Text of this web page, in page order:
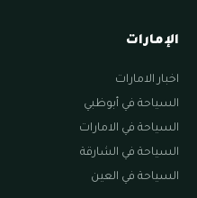
الإمارات
اخبار الامارات
السياحة في أبوظبي
السياحة في الامارات
السياحة في الشارقة
السياحة في العين